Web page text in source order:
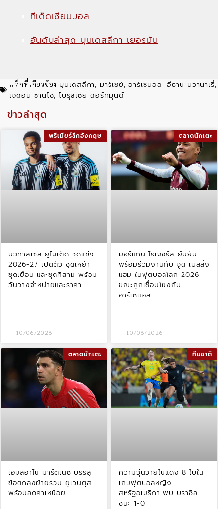
ทีเด็ดเซียนบอล
อันดับล่าสุด บุนเดสลีกา เยอรมัน
แท็กที่เกียวข้อง บุนเดสลีกา, มาร์เซย์, อาร์เซนอล, อีธาน นวานาเรี่,
เจดอน ซานโช, โบรุสเซีย ดอร์ทมุนด์
ข่าวล่าสุด
พรีเมียร์ลีกอังกฤษ
นิวคาสเซิล ยูไนเต็ด ชุดแข่ง
2026-27 เปิดตัว ชุดเหย้า
ชุดเยือน และชุดที่สาม พร้อม
วันวางจำหน่ายและราคา
10/06/2026
ตลาดนักเตะ
มอร์แกน โรเจอร์ส ยืนยัน
พร้อมร่วมงานกับ จูด เบลลิ่ง
แฮม ในฟุตบอลโลก 2026
ขณะถูกเชื่อมโยงกับ
อาร์เซนอล
10/06/2026
ตลาดนักเตะ
เอมิลิอาโน มาร์ติเนซ บรรลุ
ข้อตกลงย้ายร่วม ยูเวนตุส
พร้อมลดค่าเหนื่อย
ทีมชาติ
ความวุ่นวายใบแดง 8 ใบใน
เกมฟุตบอลหญิง
สหรัฐอเมริกา พบ บราซิล
ชนะ 1-0